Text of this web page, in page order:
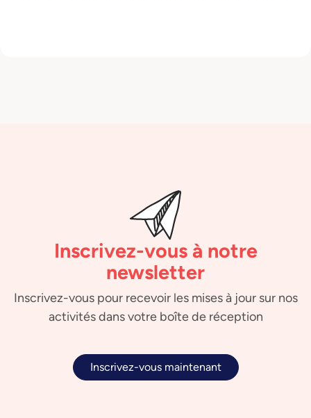
Inscrivez-vous à notre
newsletter
Inscrivez-vous pour recevoir les mises à jour sur nos
activités dans votre boîte de réception
Inscrivez-vous maintenant